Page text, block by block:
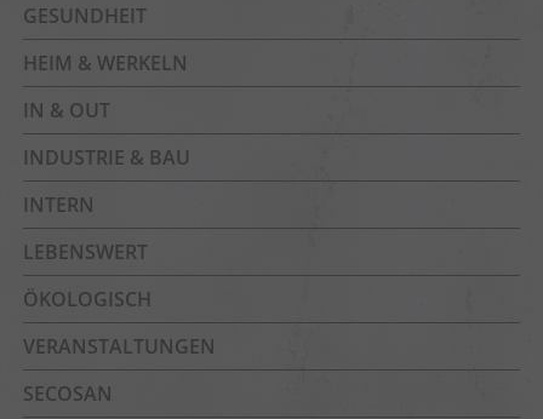
GESUNDHEIT
HEIM & WERKELN
IN & OUT
INDUSTRIE & BAU
INTERN
LEBENSWERT
ÖKOLOGISCH
VERANSTALTUNGEN
SECOSAN